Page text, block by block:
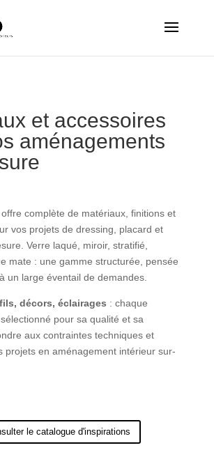
et accessoires
aménagements
complète de matériaux, finitions et
vos projets de dressing, placard et
Verre laqué, miroir, stratifié,
mate : une gamme structurée, pensée
un large éventail de demandes.
décors, éclairages : chaque
pour sa qualité et sa
aux contraintes techniques et
projets en aménagement intérieur sur-
le catalogue d'inspirations